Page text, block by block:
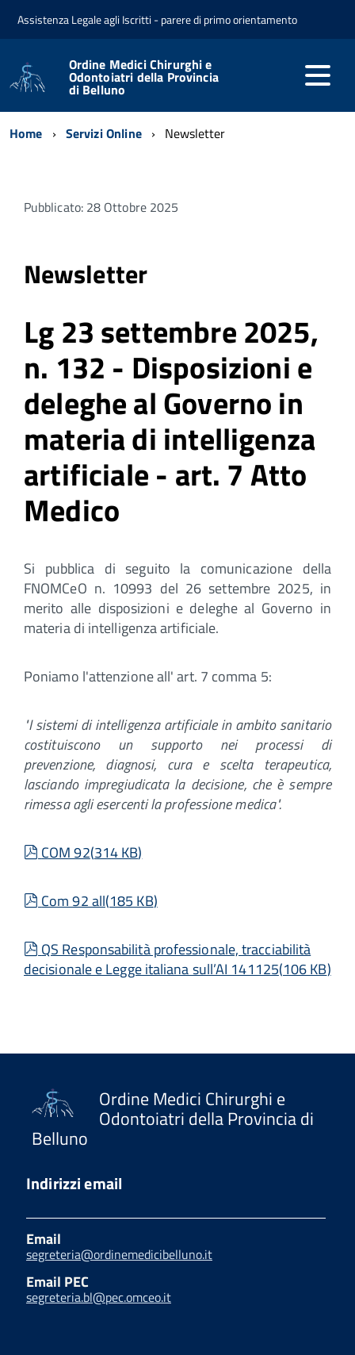
Assistenza Legale agli Iscritti - parere di primo orientamento
Ordine Medici Chirurghi e
Odontoiatri della Provincia
di Belluno
Home Servizi Online Newsletter
Pubblicato: 28 Ottobre 2025
Newsletter
Lg 23 settembre 2025,
n. 132 - Disposizioni e
deleghe al Governo in
materia di intelligenza
artificiale - art. 7 Atto
Medico
Si pubblica di seguito la comunicazione della
FNOMCeO n. 10993 del 26 settembre 2025, in
merito alle disposizioni e deleghe al Governo in
materia di intelligenza artificiale.
Poniamo l'attenzione all' art. 7 comma 5:
"I sistemi di intelligenza artificiale in ambito sanitario
costituiscono un supporto nei processi di
prevenzione, diagnosi, cura e scelta terapeutica,
lasciando impregiudicata la decisione, che è sempre
rimessa agli esercenti la professione medica".
pdf
COM 92(314 KB)
pdf
Com 92 all(185 KB)
pdf
QS Responsabilità professionale, tracciabilità
decisionale e Legge italiana sull’AI 141125(106 KB)
Ordine Medici Chirurghi e
Odontoiatri della Provincia di
Belluno
Indirizzi email
Email
segreteria@ordinemedicibelluno.it
Email PEC
segreteria.bl@pec.omceo.it